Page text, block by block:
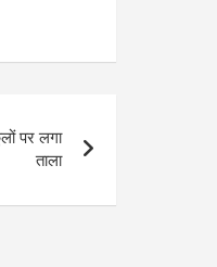
पर लगा
ताला